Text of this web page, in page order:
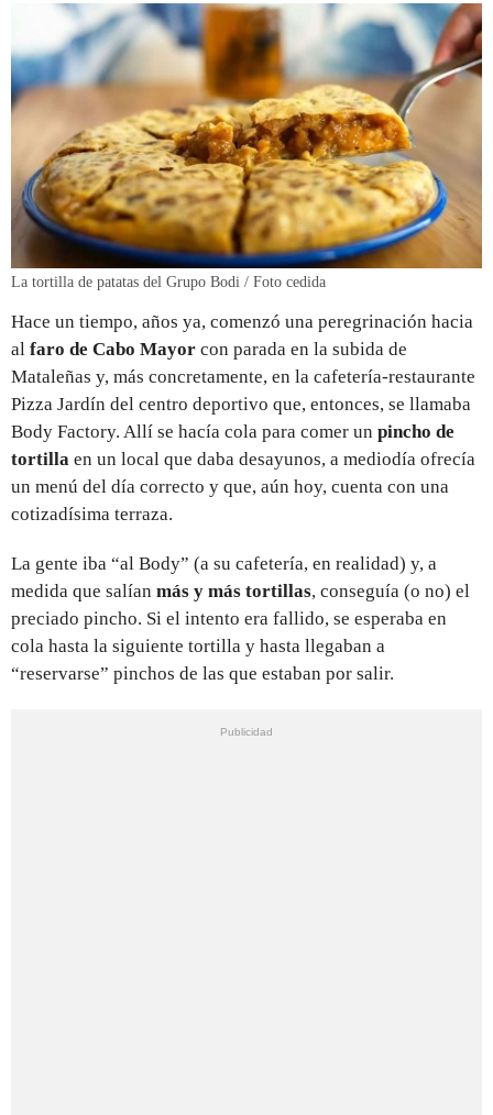
La tortilla de patatas del Grupo Bodi / Foto cedida
Hace un tiempo, años ya, comenzó una peregrinación hacia
al faro de Cabo Mayor con parada en la subida de
Mataleñas y, más concretamente, en la cafetería-restaurante
Pizza Jardín del centro deportivo que, entonces, se llamaba
Body Factory. Allí se hacía cola para comer un pincho de
tortilla en un local que daba desayunos, a mediodía ofrecía
un menú del día correcto y que, aún hoy, cuenta con una
cotizadísima terraza.
La gente iba “al Body” (a su cafetería, en realidad) y, a
medida que salían más y más tortillas, conseguía (o no) el
preciado pincho. Si el intento era fallido, se esperaba en
cola hasta la siguiente tortilla y hasta llegaban a
“reservarse” pinchos de las que estaban por salir.